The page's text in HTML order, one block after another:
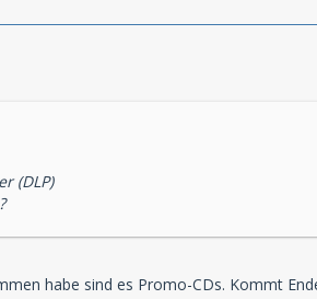
(DLP)
habe sind es Promo-CDs. Kommt